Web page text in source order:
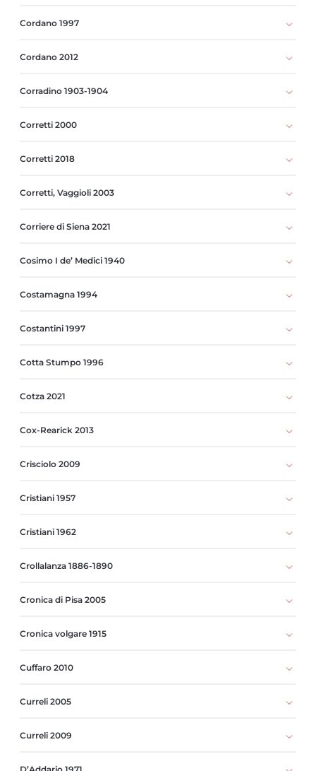
Cordano 1997
Cordano 2012
Corradino 1903-1904
Corretti 2000
Corretti 2018
Corretti, Vaggioli 2003
Corriere di Siena 2021
Cosimo I de’ Medici 1940
Costamagna 1994
Costantini 1997
Cotta Stumpo 1996
Cotza 2021
Cox-Rearick 2013
Crisciolo 2009
Cristiani 1957
Cristiani 1962
Crollalanza 1886-1890
Cronica di Pisa 2005
Cronica volgare 1915
Cuffaro 2010
Curreli 2005
Curreli 2009